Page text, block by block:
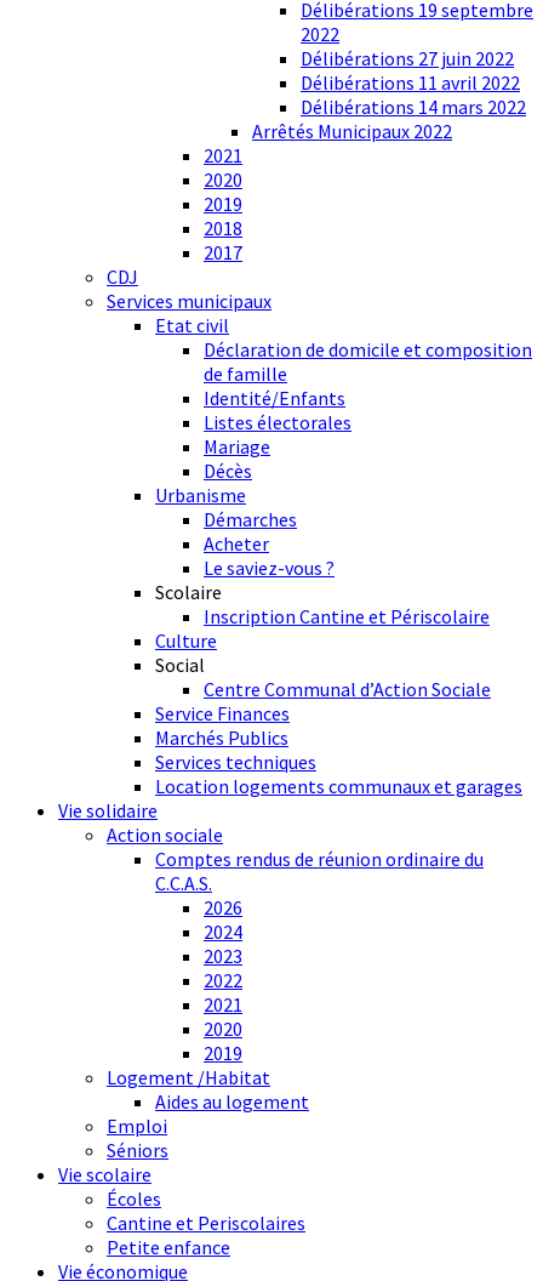
Délibérations 19 septembre
2022
Délibérations 27 juin 2022
Délibérations 11 avril 2022
Délibérations 14 mars 2022
Arrêtés Municipaux 2022
2021
2020
2019
2018
2017
CDJ
Services municipaux
Etat civil
Déclaration de domicile et composition
de famille
Identité/Enfants
Listes électorales
Mariage
Décès
Urbanisme
Démarches
Acheter
Le saviez-vous ?
Scolaire
Inscription Cantine et Périscolaire
Culture
Social
Centre Communal d’Action Sociale
Service Finances
Marchés Publics
Services techniques
Location logements communaux et garages
Vie solidaire
Action sociale
Comptes rendus de réunion ordinaire du
C.C.A.S.
2026
2024
2023
2022
2021
2020
2019
Logement /Habitat
Aides au logement
Emploi
Séniors
Vie scolaire
Écoles
Cantine et Periscolaires
Petite enfance
Vie économique